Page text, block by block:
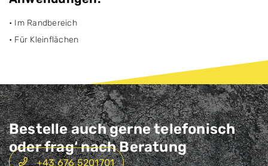
• Im Randbereich
• Für Kleinflächen
Bestelle auch gerne telefonisch
oder frag‘ nach Beratung
+43 676 5201701